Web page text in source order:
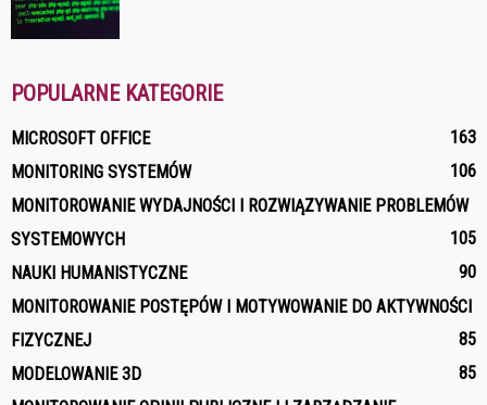
POPULARNE KATEGORIE
MICROSOFT OFFICE
163
MONITORING SYSTEMÓW
106
MONITOROWANIE WYDAJNOŚCI I ROZWIĄZYWANIE PROBLEMÓW
SYSTEMOWYCH
105
NAUKI HUMANISTYCZNE
90
MONITOROWANIE POSTĘPÓW I MOTYWOWANIE DO AKTYWNOŚCI
FIZYCZNEJ
85
MODELOWANIE 3D
85